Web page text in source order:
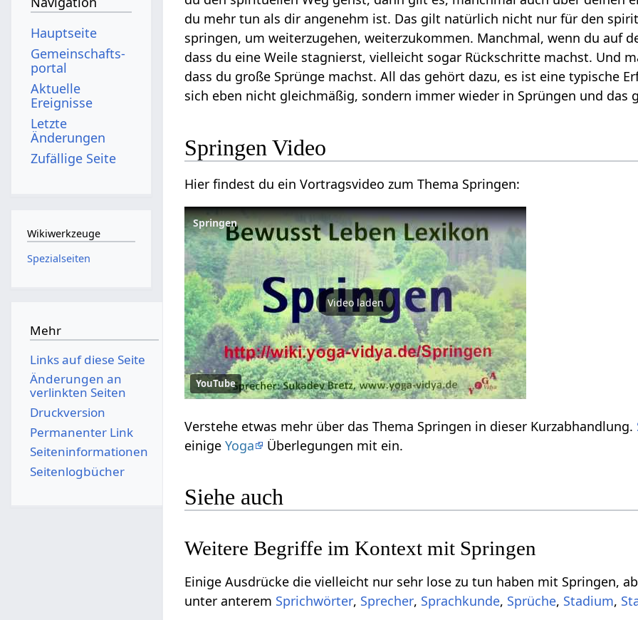
du mehr tun als dir angenehm ist. Das gilt natürlich nicht nur für den
springen, um weiterzugehen, weiterzukommen. Manchmal, wenn du auf
dass du eine Weile stagnierst, vielleicht sogar Rückschritte machst. Und
dass du große Sprünge machst. All das gehört dazu, es ist eine typische
sich eben nicht gleichmäßig, sondern immer wieder in Sprüngen und
Springen‏‎ Video
Hier findest du ein Vortragsvideo zum Thema Springen‏‎:
Springen‏‎
Video laden
YouTube
Verstehe etwas mehr über das Thema Springen‏‎ in dieser Kurzabhandlung.
einigeYoga Überlegungen mit ein.
Siehe auch
Einige Ausdrücke die vielleicht nur sehr lose zu tun haben mit Springen‏‎, aber für dich von Interesse sein könnten, sind
unter anterem
, , , ,
,
Hauptseite
Gemeinschafts­
portal
Aktuelle
Ereignisse
Letzte
Änderungen
Zufällige Seite
Wikiwerkzeuge
Spezialseiten
Mehr
Links auf diese Seite
Änderungen an
verlinkten Seiten
Druckversion
Permanenter Link
Seiten­­informationen
Seitenlogbücher